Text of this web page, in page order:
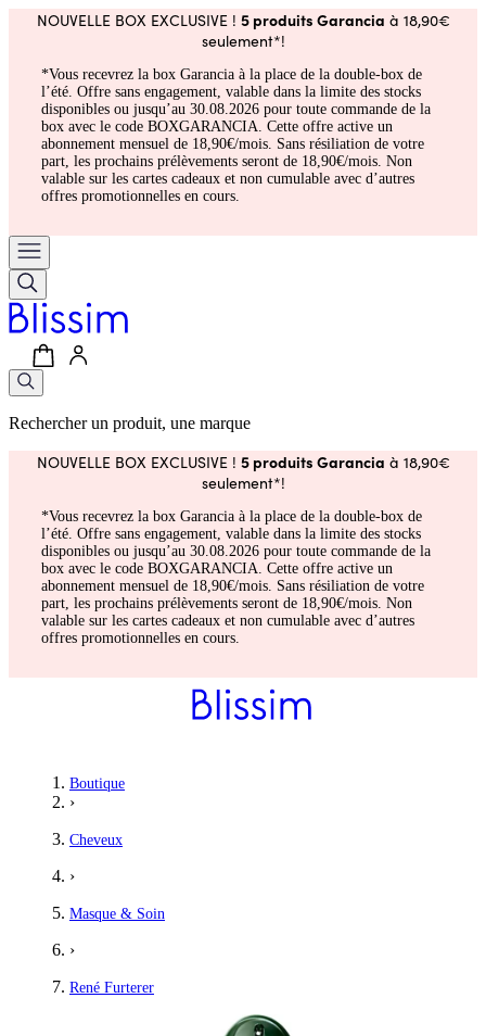
NOUVELLE BOX EXCLUSIVE ! 5 produits Garancia à 18,90€
seulement*!
*Vous recevrez la box Garancia à la place de la double-box de
l’été. Offre sans engagement, valable dans la limite des stocks
disponibles ou jusqu’au 30.08.2026 pour toute commande de la
box avec le code BOXGARANCIA. Cette offre active un
abonnement mensuel de 18,90€/mois. Sans résiliation de votre
part, les prochains prélèvements seront de 18,90€/mois. Non
valable sur les cartes cadeaux et non cumulable avec d’autres
offres promotionnelles en cours.
Rechercher un produit, une marque
NOUVELLE BOX EXCLUSIVE ! 5 produits Garancia à 18,90€
seulement*!
*Vous recevrez la box Garancia à la place de la double-box de
l’été. Offre sans engagement, valable dans la limite des stocks
disponibles ou jusqu’au 30.08.2026 pour toute commande de la
box avec le code BOXGARANCIA. Cette offre active un
abonnement mensuel de 18,90€/mois. Sans résiliation de votre
part, les prochains prélèvements seront de 18,90€/mois. Non
valable sur les cartes cadeaux et non cumulable avec d’autres
offres promotionnelles en cours.
Boutique
›
Cheveux
›
Masque & Soin
›
René Furterer